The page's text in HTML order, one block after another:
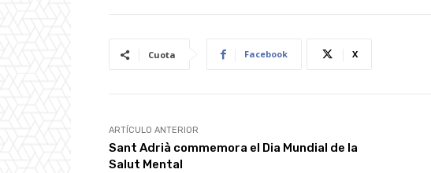
Cuota Facebook X
ARTÍCULO ANTERIOR
Sant Adrià commemora el Dia Mundial de la
Salut Mental